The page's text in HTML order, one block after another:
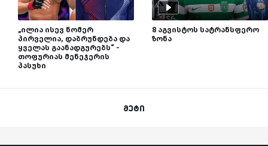
„ილია ისევ ნომერ
პირველია, დაბრუნდება და
ყველას გაანადგურებს“ -
თოფურიას მენეჯერის
პასუხი
8 აგვისტოს სატრანსფერო
ზონა
მეტი